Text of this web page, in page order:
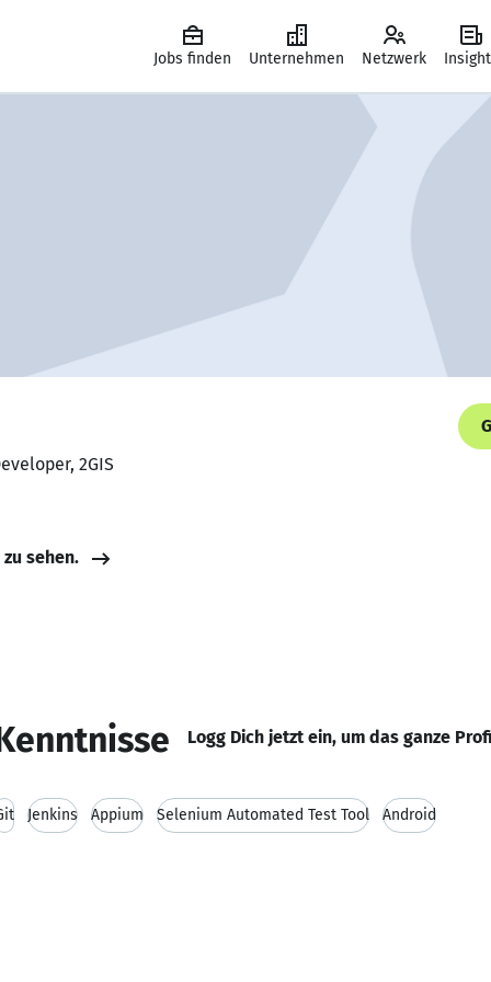
Jobs finden Unternehmen Netzwerk
2GIS
sehen.
Logg Dich jetzt ein, um das ganze
Jenkins Appium Selenium Automated Test Tool Android